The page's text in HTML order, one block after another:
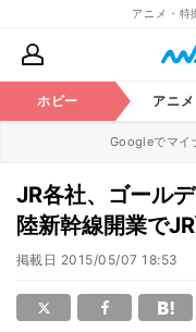
アニメ・特
ホビー アニメ
Googleでマイ
JR各社、ゴール
陸新幹線開業で
掲載日 2015/05/07 18:53